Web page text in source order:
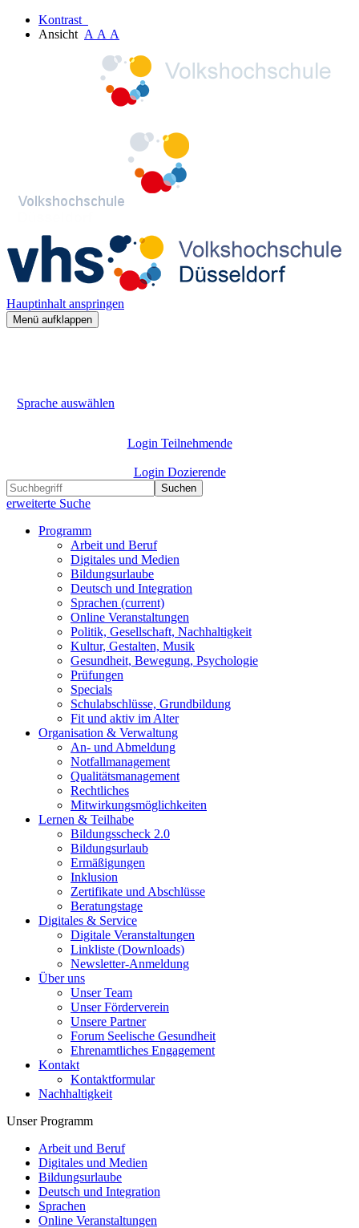
Kontrast
Ansicht A A A
Hauptinhalt anspringen
Menü aufklappen
Sprache auswählen
Login Teilnehmende
Login Dozierende
Suchen
erweiterte Suche
Programm
Arbeit und Beruf
Digitales und Medien
Bildungsurlaube
Deutsch und Integration
Sprachen (current)
Online Veranstaltungen
Politik, Gesellschaft, Nachhaltigkeit
Kultur, Gestalten, Musik
Gesundheit, Bewegung, Psychologie
Prüfungen
Specials
Schulabschlüsse, Grundbildung
Fit und aktiv im Alter
Organisation & Verwaltung
An- und Abmeldung
Notfallmanagement
Qualitätsmanagement
Rechtliches
Mitwirkungsmöglichkeiten
Lernen & Teilhabe
Bildungsscheck 2.0
Bildungsurlaub
Ermäßigungen
Inklusion
Zertifikate und Abschlüsse
Beratungstage
Digitales & Service
Digitale Veranstaltungen
Linkliste (Downloads)
Newsletter-Anmeldung
Über uns
Unser Team
Unser Förderverein
Unsere Partner
Forum Seelische Gesundheit
Ehrenamtliches Engagement
Kontakt
Kontaktformular
Nachhaltigkeit
Unser Programm
Arbeit und Beruf
Digitales und Medien
Bildungsurlaube
Deutsch und Integration
Sprachen
Online Veranstaltungen